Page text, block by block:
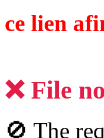
ce lien
❌ File
🚫 The